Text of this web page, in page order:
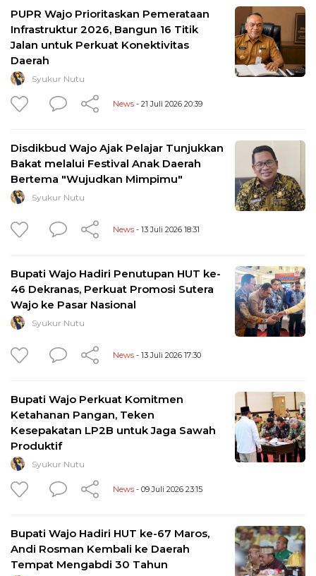
PUPR Wajo Prioritaskan Pemerataan
Infrastruktur 2026, Bangun 16 Titik
Jalan untuk Perkuat Konektivitas
Daerah
Syukur Nutu
News - 21 Juli 2026 20:39
Disdikbud Wajo Ajak Pelajar Tunjukkan
Bakat melalui Festival Anak Daerah
Bertema "Wujudkan Mimpimu"
Syukur Nutu
News - 13 Juli 2026 18:31
Bupati Wajo Hadiri Penutupan HUT ke-
46 Dekranas, Perkuat Promosi Sutera
Wajo ke Pasar Nasional
Syukur Nutu
News - 13 Juli 2026 17:30
Bupati Wajo Perkuat Komitmen
Ketahanan Pangan, Teken
Kesepakatan LP2B untuk Jaga Sawah
Produktif
Syukur Nutu
News - 09 Juli 2026 23:15
Bupati Wajo Hadiri HUT ke-67 Maros,
Andi Rosman Kembali ke Daerah
Tempat Mengabdi 30 Tahun